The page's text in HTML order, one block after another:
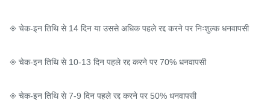
◈ चेक-इन तिथि से 14 दिन या उससे अधिक पहले रद्द करने पर निःशुल्क धनवापसी
◈ चेक-इन तिथि से 10-13 दिन पहले रद्द करने पर 70% धनवापसी
◈ चेक-इन तिथि से 7-9 दिन पहले रद्द करने पर 50% धनवापसी